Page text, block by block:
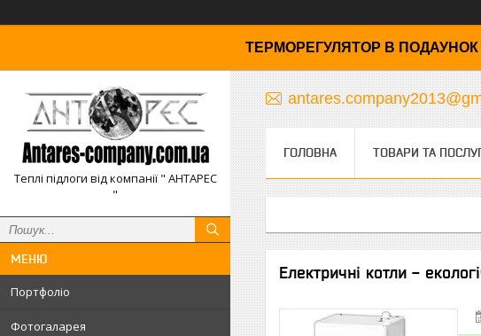
ТЕРМОРЕГУЛЯТОР В ПОДАУНОК
Теплі підлоги від компанії " АНТАРЕС
"
Портфоліо
Фотогаларея
ГОЛОВНА ТОВАРИ ТА
Електричні котли -